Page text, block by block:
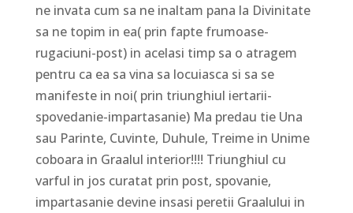
ne invata cum sa ne inaltam pana la Divinitate
sa ne topim in ea( prin fapte frumoase-
rugaciuni-post) in acelasi timp sa o atragem
pentru ca ea sa vina sa locuiasca si sa se
manifeste in noi( prin triunghiul iertarii-
spovedanie-impartasanie) Ma predau tie Una
sau Parinte, Cuvinte, Duhule, Treime in Unime
coboara in Graalul interior!!!! Triunghiul cu
varful in jos curatat prin post, spovanie,
impartasanie devine insasi peretii Graalului in